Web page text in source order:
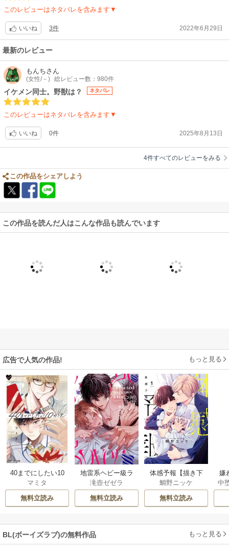
このレビューはネタバレを含みます▼
いいね 3件 2022年6月29日
最新のレビュー
もんちさん
(女性/－) 総レビュー数：980件
イケメン同士。野獣は？ ネタバレ
このレビューはネタバレを含みます▼
いいね 0件 2025年8月13日
4件すべてのレビューをみる
この作品をシェアしよう
この作品を読んだ人はこんな作品も読んでいます
広告で人気の作品! もっと見る
40までにしたい10
のこと
マミタ
無料立読み
地雷系ヘビー級ラ
バー【単行本版】
滝壺ゼゼラ
無料立読み
体感予報【描き下
ろしおまけ付き特
装版】
鯛野ニッケ
無料立読み
嫌
は
中
BL(ボーイズラブ)の無料作品 もっと見る